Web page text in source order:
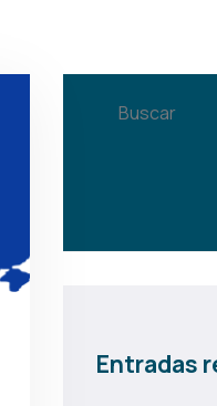
Buscar
Entradas